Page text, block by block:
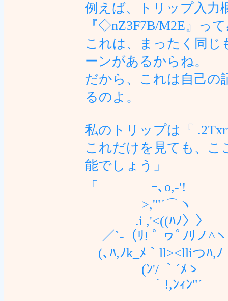
例えば、トリップ入力
『◇nZ3F7B/M2E』っ
これは、まったく同じ
ーンがあるからね。
だから、これは自己の
るのよ。
私のトリップは『
これだけを見ても、こ
能でしょう」
「 ｰ､o,-'!
>,'"´⌒ヽ
.i ,'<((ﾊﾉ〉〉 ｵ
／`-（ﾘ! ﾟ ヮﾟﾉﾘノ^ヽ
(､ﾊ,ﾉk_ﾒ｀ll><lliつﾊ,ﾉ
(ﾝ'/ ｀´ﾒゝ
｀!,ﾝｨﾝ"´